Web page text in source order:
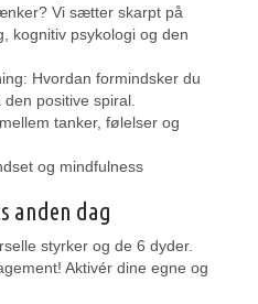
Vi sætter skarpt på
kognitiv psykologi og den
: Hvordan formindsker du
den positive spiral
tanker, følelser og
og mindfulness
anden dag
styrker​ og de 6 dyder.
Aktivér dine egne og